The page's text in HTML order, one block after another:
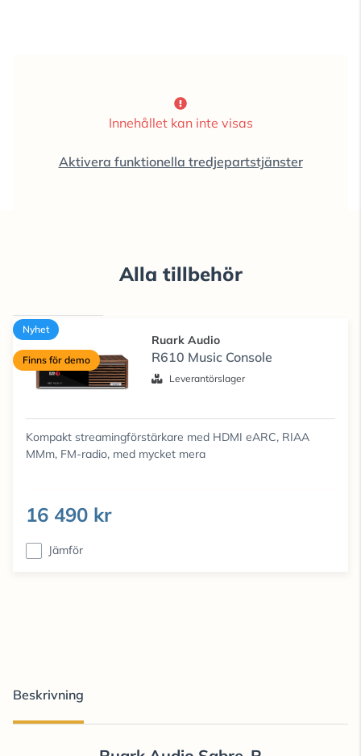
Innehållet kan inte visas
Aktivera funktionella tredjepartstjänster
Alla tillbehör
Ruark Audio
R610 Music Console
Leverantörslager
Kompakt streamingförstärkare med HDMI eARC, RIAA
MMm, FM-radio, med mycket mera
Nyhet
Finns för demo
16 490 kr
Jämför
Beskrivning